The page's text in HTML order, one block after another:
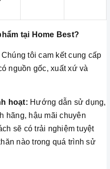
tại Home Best?
Chúng tôi cam kết cung cấp
nguồn gốc, xuất xứ và
hoạt: Hướng dẫn sử dụng,
hãng, hậu mãi chuyên
sẽ có trải nghiệm tuyệt
nào trong quá trình sử